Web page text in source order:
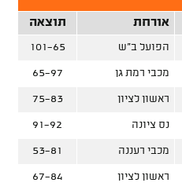
אורחת תוצאה
הפועל ב"ש
101-65
מכבי רמת גן
65-97
ראשון לציון
75-83
נס ציונה
91-92
מכבי רעננה
53-81
ראשון לציון
67-84